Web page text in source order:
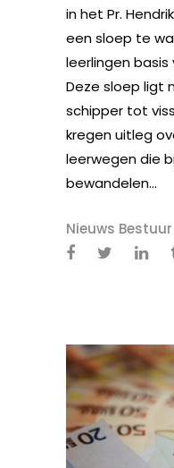
in het Pr.
een sloep te
leerlingen
Deze sloep ligt
schipper tot
kregen uitleg
leerwegen die
bewandelen...
Nieuws